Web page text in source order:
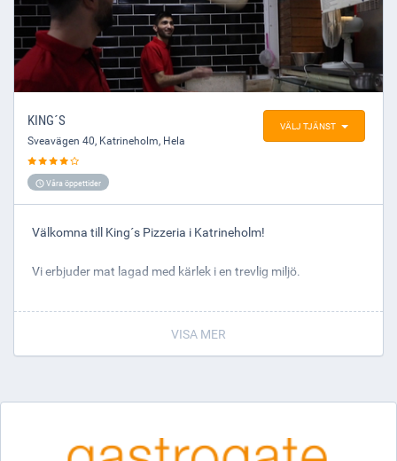
VÄLJ TJÄNST
KING´S
Sveavägen 40, Katrineholm, Hela
Våra öppettider
Välkomna till King´s Pizzeria i Katrineholm!
Vi erbjuder mat lagad med kärlek i en trevlig miljö.
Hos oss får du en härlig upplevelse och den personliga
servicen tillsammans med vällagad mat är viktiga
Varmt välkomna!
VISA MER